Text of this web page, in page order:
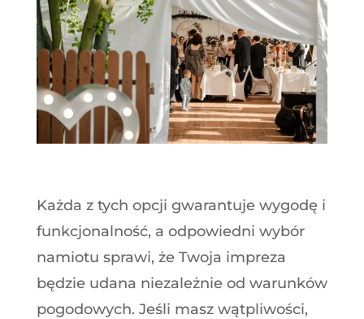
Każda z tych opcji gwarantuje wygodę i
funkcjonalność, a odpowiedni wybór
namiotu sprawi, że Twoja impreza
będzie udana niezależnie od warunków
pogodowych. Jeśli masz wątpliwości,